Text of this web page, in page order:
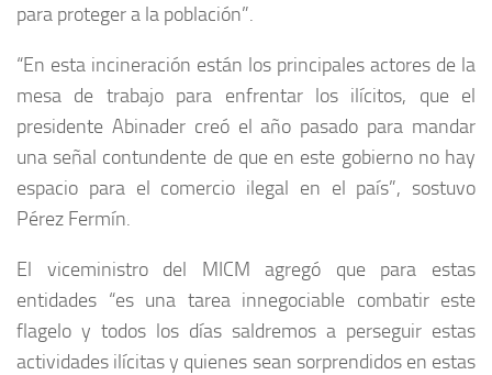
para proteger a la población”.
“En esta incineración están los principales actores de la
mesa de trabajo para enfrentar los ilícitos, que el
presidente Abinader creó el año pasado para mandar
una señal contundente de que en este gobierno no hay
espacio para el comercio ilegal en el país”, sostuvo
Pérez Fermín.
El viceministro del MICM agregó que para estas
entidades “es una tarea innegociable combatir este
flagelo y todos los días saldremos a perseguir estas
actividades ilícitas y quienes sean sorprendidos en estas